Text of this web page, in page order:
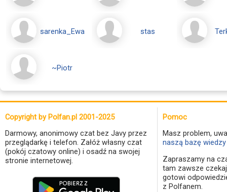
sarenka_Ewa stas
~Piotr
Copyright by Polfan.pl 2001-2025
Darmowy, anonimowy czat bez Javy przez
przeglądarkę i telefon. Załóż własny czat
(pokój czatowy online) i osadź na swojej
stronie internetowej.
Pomoc
Masz problem,
naszą bazę
Zapraszamy na
tam zawsze
gotowi
z Polfanem.